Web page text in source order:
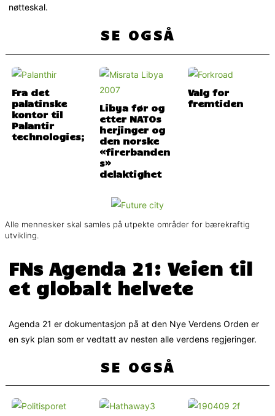
nøtteskal.
SE OGSÅ
Fra det
palatinske
kontor til
Palantir
technologies;
Libya før og
etter NATOs
herjinger og
den norske
«firerbanden
s»
delaktighet
Valg for
fremtiden
Alle mennesker skal samles på utpekte områder for bærekraftig
utvikling.
FNs Agenda 21: Veien til
et globalt helvete
Agenda 21 er dokumentasjon på at den Nye Verdens Orden er
en syk plan som er vedtatt av nesten alle verdens regjeringer.
SE OGSÅ